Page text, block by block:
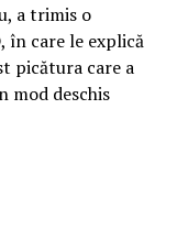
a trimis o
în care le explică
picătura care a
mod deschis